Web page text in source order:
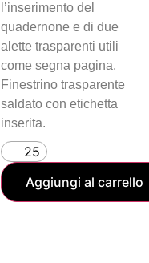
l’inserimento del
quadernone e di due
alette trasparenti utili
come segna pagina.
Finestrino trasparente
saldato con etichetta
inserita.
Aggiungi al carrello